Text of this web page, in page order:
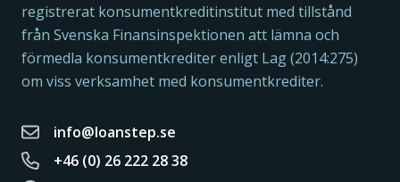
registrerat konsumentkreditinstitut med tillstånd
från Svenska Finansinspektionen att lämna och
förmedla konsumentkrediter enligt Lag (2014:275)
om viss verksamhet med konsumentkrediter.
info@loanstep.se
+46 (0) 26 222 28 38